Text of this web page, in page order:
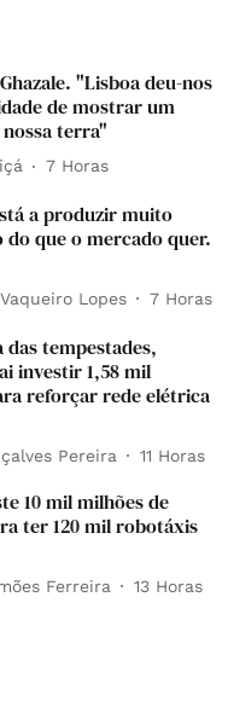
"Lisboa deu-nos
de mostrar um
terra"
7 Horas
a produzir muito
do que o mercado quer.
Lopes 7 Horas
das tempestades,
investir 1,58 mil
reforçar rede elétrica
Pereira 11 Horas
10 mil milhões de
ter 120 mil robotáxis
Ferreira 13 Horas